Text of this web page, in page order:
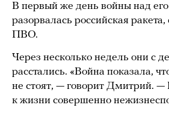
В первый же день войны над его
разорвалась российская
ПВО.
Через несколько недель они с
расстались. «Война показала,
не стоят, — говорит Дмитрий. —
к жизни совершенно